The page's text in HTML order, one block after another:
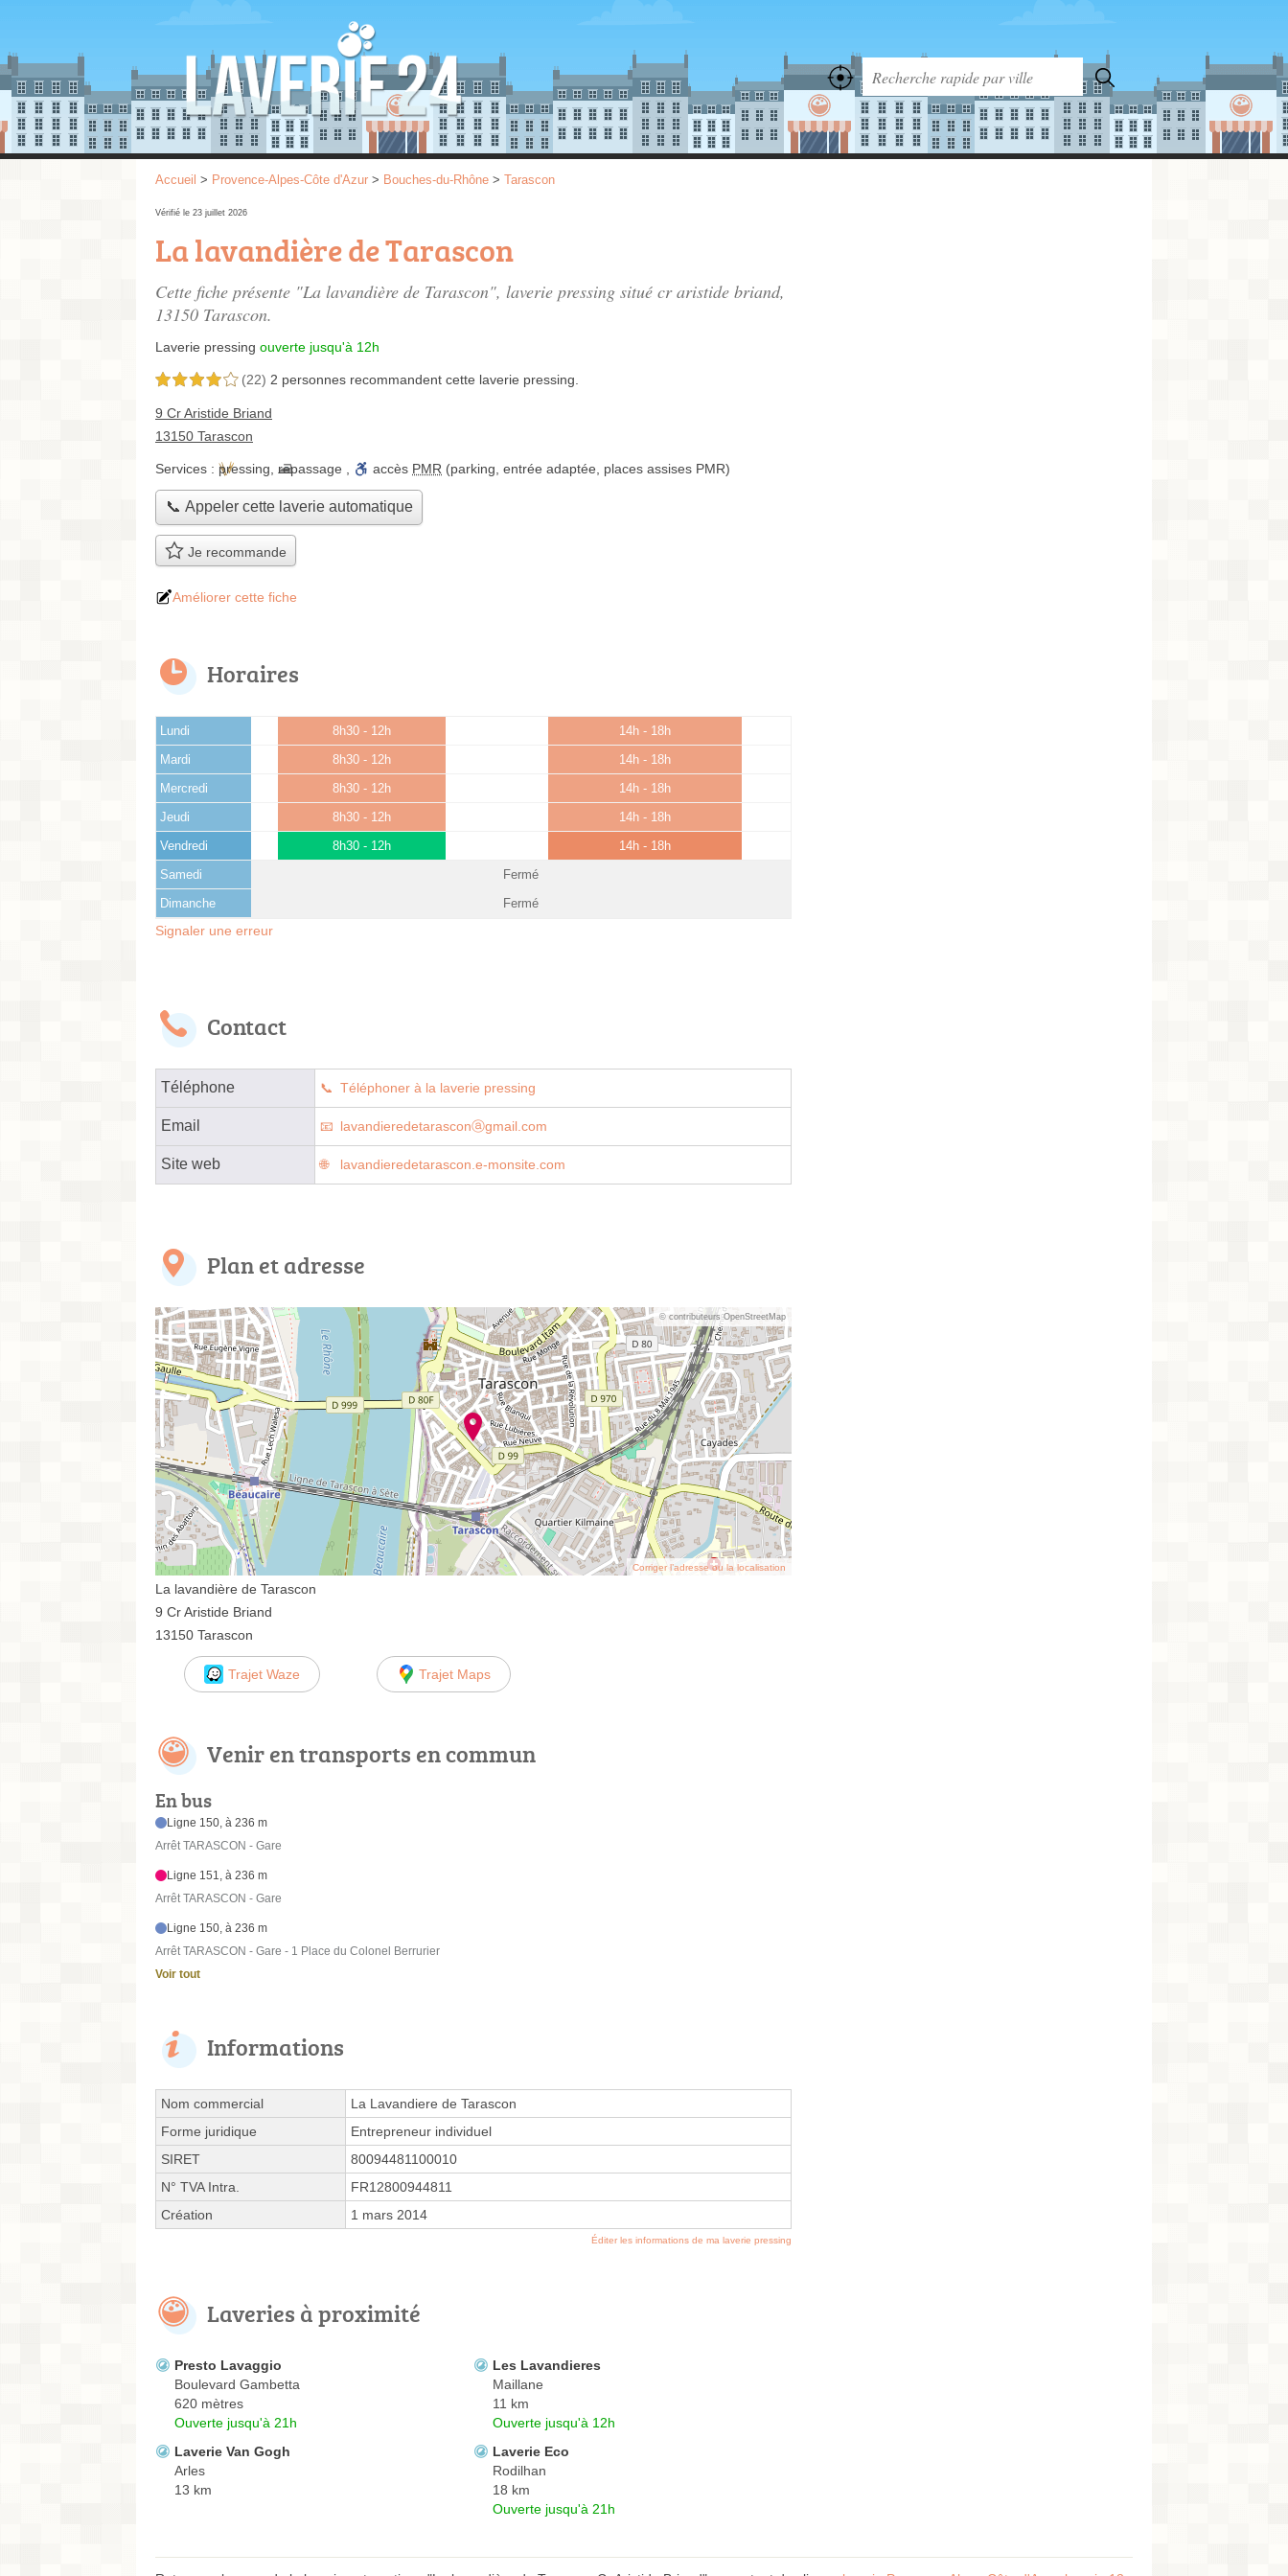
Accueil > Provence-Alpes-Côte d'Azur > Bouches-du-Rhône > Tarascon
Vérifié le 23 juillet 2026
La lavandière de Tarascon
Cette fiche présente "La lavandière de Tarascon", laverie pressing situé cr aristide briand,
13150 Tarascon.
Laverie pressing ouverte jusqu'à 12h
4,0 étoiles sur 5 (22) 2 personnes recommandent cette laverie pressing.
9 Cr Aristide Briand
13150 Tarascon
Services : pressing repassage accès PMR (parking, entrée adaptée, places assises PMR)
📞 Appeler cette laverie automatique
Je recommande
Améliorer cette fiche
Horaires
Lundi 8h30 - 12h 14h - 18h
Mardi 8h30 - 12h 14h - 18h
Mercredi 8h30 - 12h 14h - 18h
Jeudi 8h30 - 12h 14h - 18h
Vendredi 8h30 - 12h 14h - 18h
Samedi Fermé
Dimanche Fermé
Signaler une erreur
Contact
Téléphone Téléphoner à la laverie pressing
Email lavandieredetarasconⓐgmail.com
Site web lavandieredetarascon.e-monsite.com
Plan et adresse
© contributeurs OpenStreetMap
Corriger l’adresse ou la localisation
La lavandière de Tarascon
9 Cr Aristide Briand
13150 Tarascon
Trajet Waze Trajet Maps
Venir en transports en commun
En bus
Ligne 150, à 236 m
Arrêt TARASCON - Gare
Ligne 151, à 236 m
Arrêt TARASCON - Gare
Ligne 150, à 236 m
Arrêt TARASCON - Gare - 1 Place du Colonel Berrurier
Voir tout
Informations
Nom commercial
La Lavandiere de Tarascon
Forme juridique
Entrepreneur individuel
SIRET
80094481100010
N° TVA Intra.
FR12800944811
Création
1 mars 2014
Éditer les informations de ma laverie pressing
Laveries à proximité
Presto Lavaggio
Boulevard Gambetta
620 mètres
Ouverte jusqu'à 21h
Les Lavandieres
Maillane
11 km
Ouverte jusqu'à 12h
Laverie Van Gogh
Arles
13 km
Laverie Eco
Rodilhan
18 km
Ouverte jusqu'à 21h